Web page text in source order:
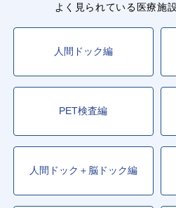
よく見られている医療施
人間ドック編
PET検査編
人間ドック＋脳ドック編